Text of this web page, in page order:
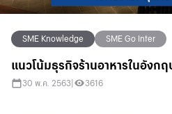
SME Knowledge SME Go Inter
แนวโน้มธุรกิจร้านอาหารในอังก
30 พ.ค. 2563 3616